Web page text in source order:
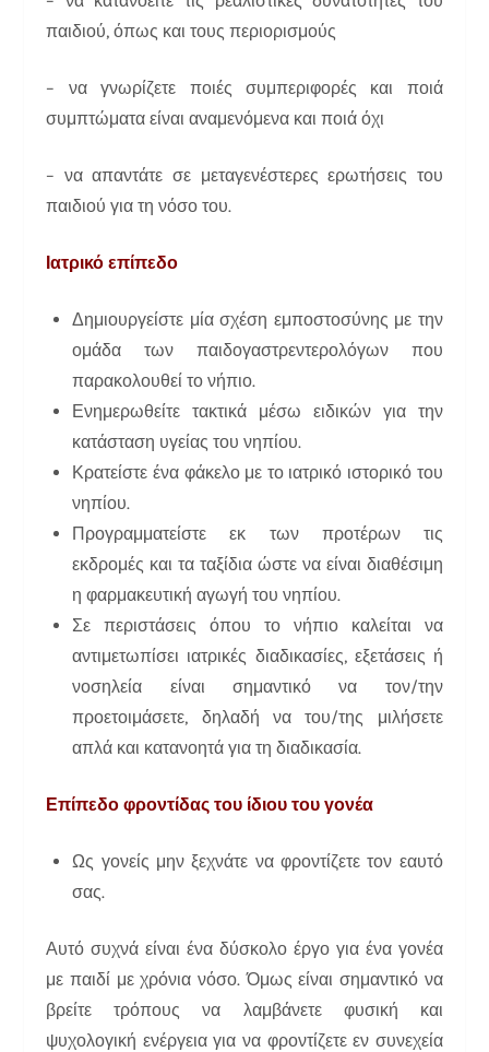
παιδιού, όπως και τους περιορισμούς
– να γνωρίζετε ποιές συμπεριφορές και ποιά
συμπτώματα είναι αναμενόμενα και ποιά όχι
– να απαντάτε σε μεταγενέστερες ερωτήσεις του
παιδιού για τη νόσο του.
Ιατρικό επίπεδο
Δημιουργείστε μία σχέση εμποστοσύνης με την
ομάδα των παιδογαστρεντερολόγων που
παρακολουθεί το νήπιο.
Ενημερωθείτε τακτικά μέσω ειδικών για την
κατάσταση υγείας του νηπίου.
Κρατείστε ένα φάκελο με το ιατρικό ιστορικό του
νηπίου.
Προγραμματείστε εκ των προτέρων τις
εκδρομές και τα ταξίδια ώστε να είναι διαθέσιμη
η φαρμακευτική αγωγή του νηπίου.
Σε περιστάσεις όπου το νήπιο καλείται να
αντιμετωπίσει ιατρικές διαδικασίες, εξετάσεις ή
νοσηλεία είναι σημαντικό να τον/την
προετοιμάσετε, δηλαδή να του/της μιλήσετε
απλά και κατανοητά για τη διαδικασία.
Επίπεδο φροντίδας του ίδιου του γονέα
Ως γονείς μην ξεχνάτε να φροντίζετε τον εαυτό
σας.
Αυτό συχνά είναι ένα δύσκολο έργο για ένα γονέα
με παιδί με χρόνια νόσο. Όμως είναι σημαντικό να
βρείτε τρόπους να λαμβάνετε φυσική και
ψυχολογική ενέργεια για να φροντίζετε εν συνεχεία